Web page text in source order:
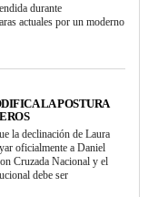
durante
actuales por un moderno
LA POSTURA
la declinación de Laura
oficialmente a Daniel
Cruzada Nacional y el
debe ser